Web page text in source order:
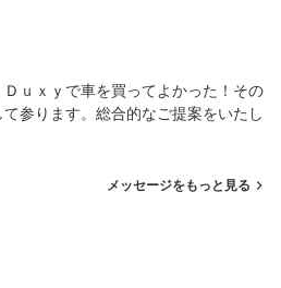
ｕｘｙで車を買ってよかった！その
参ります。総合的なご提案をいたし
メッセージをもっと見る